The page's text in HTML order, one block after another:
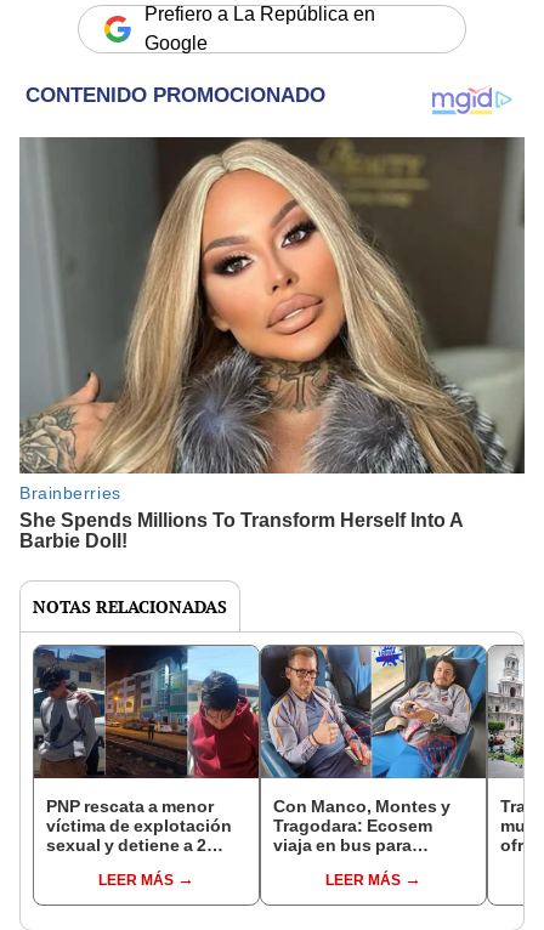
Prefiero a La República en
Google
NOTAS RELACIONADAS
PNP rescata a menor
víctima de explotación
sexual y detiene a 2
en Arequipa
LEER MÁS
Con Manco, Montes y
Tragodara: Ecosem
viaja en bus para
Copa PerúLEER MÁS